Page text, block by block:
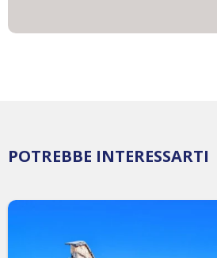
POTREBBE INTERESSARTI